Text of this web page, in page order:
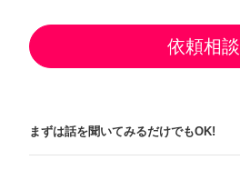
依頼相談
まずは話を聞いてみるだけでもOK!